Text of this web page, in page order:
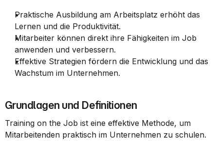
Praktische Ausbildung am Arbeitsplatz erhöht das
Lernen und die Produktivität.
Mitarbeiter können direkt ihre Fähigkeiten im Job
anwenden und verbessern.
Effektive Strategien fördern die Entwicklung und das
Wachstum im Unternehmen.
Grundlagen und Definitionen
Training on the Job ist eine effektive Methode, um
Mitarbeitenden praktisch im Unternehmen zu schulen.